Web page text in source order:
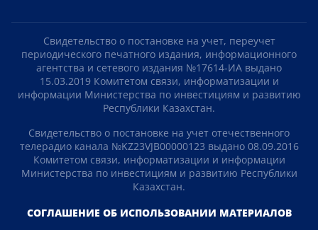
Свидетельство о постановке на учет, переучет
периодического печатного издания, информационного
агентства и сетевого издания №17614-ИА выдано
15.03.2019 Комитетом связи, информатизации и
информации Министерства по инвестициям и развитию
Республики Казахстан.
Свидетельство о постановке на учет отечественного
телерадио канала №KZ23VJB00000123 выдано 08.09.2016
Комитетом связи, информатизации и информации
Министерства по инвестициям и развитию Республики
Казахстан.
СОГЛАШЕНИЕ ОБ ИСПОЛЬЗОВАНИИ МАТЕРИАЛОВ